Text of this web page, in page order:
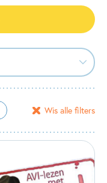
Wis alle filters